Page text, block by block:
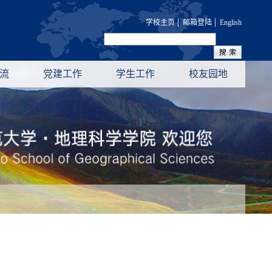
学校主页| 邮箱登陆 | English
党建工作 学生工作 校友园地